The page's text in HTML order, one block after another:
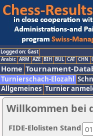
Logged on: Gast
Arabic ARM AZE BIH BUL CAT CHN
Home Tournament-
Turnierschach-Elozahl
Allgemeines Turnier
Willkommen bei
FIDE-Elolisten Stand